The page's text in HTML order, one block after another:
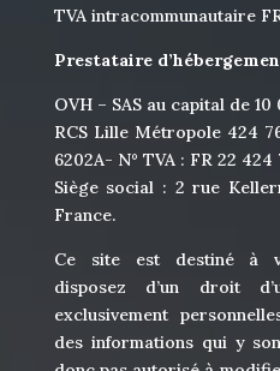
TVA intracommunautaire
Prestataire
OVH – SAS au capital de
RCS Lille Métropole 424
6202A- N° TVA : FR 22 424
Siège social : 2 rue
France.
Ce site est destiné à
disposez d’un droit
exclusivement
des informations qui y